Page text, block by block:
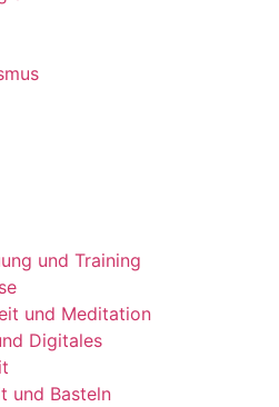
und Training
und Meditation
Digitales
und Basteln